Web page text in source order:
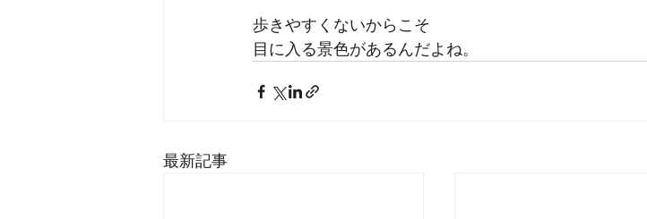
歩きやすくないからこそ
目に入る景色があるんだよね。
最新記事